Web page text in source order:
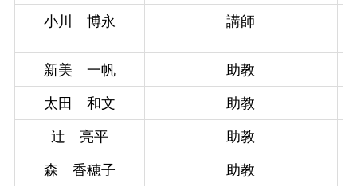
小川 博永
講師
新美 一帆
助教
太田 和文
助教
辻 亮平
助教
森 香穂子
助教